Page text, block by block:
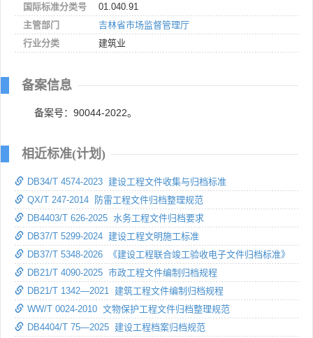
国际标准分类号
01.040.91
主管部门
吉林省市场监督管理厅
行业分类
建筑业
备案信息
备案号：90044-2022。
相近标准(计划)
DB34/T 4574-2023 建设工程文件收集与归档标准
QX/T 247-2014 防雷工程文件归档整理规范
DB4403/T 626-2025 水务工程文件归档要求
DB37/T 5299-2024 建设工程文明施工标准
DB37/T 5348-2026 《建设工程联合竣工验收电子文件归档标准》
DB21/T 4090-2025 市政工程文件编制归档规程
DB21/T 1342—2021 建筑工程文件编制归档规程
WW/T 0024-2010 文物保护工程文件归档整理规范
DB4404/T 75—2025 建设工程档案归档规范